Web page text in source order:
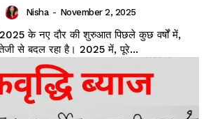
Nisha - November 2, 2025
नए दौर की शुरुआत पिछले कुछ वर्षों में,
से बदल रहा है। 2025 में, पूरे...